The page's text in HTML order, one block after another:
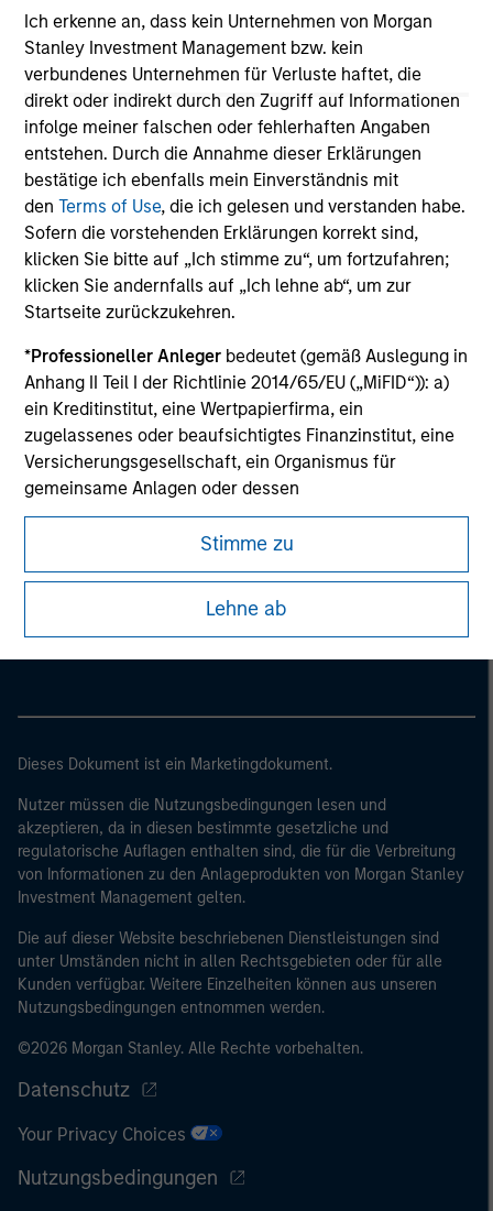
Ich erkenne an, dass kein Unternehmen von Morgan
Stanley Investment Management bzw. kein
verbundenes Unternehmen für Verluste haftet, die
direkt oder indirekt durch den Zugriff auf Informationen
infolge meiner falschen oder fehlerhaften Angaben
entstehen. Durch die Annahme dieser Erklärungen
bestätige ich ebenfalls mein Einverständnis mit
denTerms of Use, die ich gelesen und verstanden habe.
Sofern die vorstehenden Erklärungen korrekt sind,
klicken Sie bitte auf „Ich stimme zu“, um fortzufahren;
klicken Sie andernfalls auf „Ich lehne ab“, um zur
Startseite zurückzukehren.
*Professioneller Anleger bedeutet (gemäß Auslegung in
Anhang II Teil I der Richtlinie 2014/65/EU („MiFID“)): a)
ein Kreditinstitut, eine Wertpapierfirma, ein
zugelassenes oder beaufsichtigtes Finanzinstitut, eine
Versicherungsgesellschaft, ein Organismus für
gemeinsame Anlagen oder dessen
Verwaltungsgesellschaft, ein Pensionsfonds oder
dessen Verwaltungsgesellschaft, ein Warenhändler
oder Waren-Derivatehändler oder ein sonstiger
auf den Finanzmärkten zugelassen sein oder
Nettoumsatzerlöse von 40 Mio. EUR oder (iii)
Eigenmittel von 2 Mio. EUR, das für eigene Rechnung
handelt; oder (c) eine nationale oder regionale
Regierung, einschließlich Stellen der staatlichen
Schuldenverwaltung auf nationaler oder regionaler
Ebene, Zentralbanken, internationaler und
supranationaler Einrichtungen wie die Weltbank, der
IWF, die EZB, die EIB und andere vergleichbare
internationale Organisationen, die auf eigene Rechnung
handeln.
professionellen Anlegers von der Definition der
Regulierungsbehörde des Landes abweichen kann, von
Stimme zu
Lehne ab
not constitute and should not be construed as an
offering of advisory services or an offer to sell or a
solicitation of an offer to buy any securities in any
jurisdiction in which such offer or solicitation,
purchase or sale would be unlawful under the
securities, insurance or other laws of such jurisdiction.
All investing involves risks, including a loss of principal.
Please refer to the strategy detail page for important
information on the strategy, including additional risk
considerations.
Morgan Stanley
Morgan Stanley Careers
Dieses Dokument ist ein Marketingdokument.
Nutzer müssen die Nutzungsbedingungen lesen und
akzeptieren, da in diesen bestimmte gesetzliche und
regulatorische Auflagen enthalten sind, die für die Verbreitung
von Informationen zu den Anlageprodukten von Morgan Stanley
Investment Management gelten.
Die auf dieser Website beschriebenen Dienstleistungen sind
unter Umständen nicht in allen Rechtsgebieten oder für alle
Kunden verfügbar. Weitere Einzelheiten können aus unseren
Nutzungsbedingungen entnommen werden.
©2026 Morgan Stanley. Alle Rechte vorbehalten.
Datenschutz
Your Privacy Choices
Nutzungsbedingungen